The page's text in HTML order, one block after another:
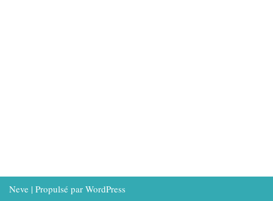
Neve | Propulsé par WordPress